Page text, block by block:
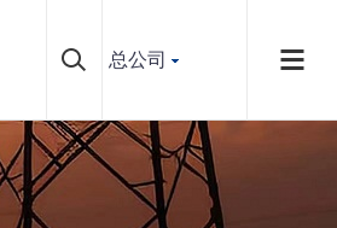
总公司